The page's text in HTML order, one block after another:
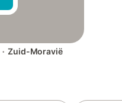
· Zuid-Moravië